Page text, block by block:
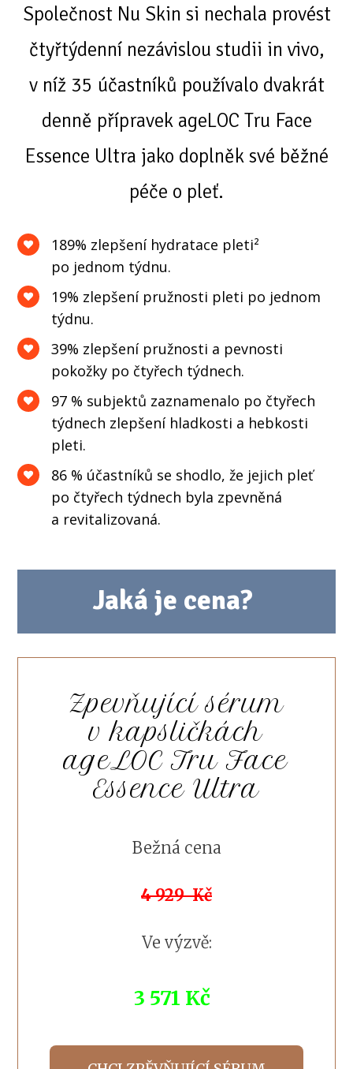
Společnost Nu Skin si nechala provést
čtyřtýdenní nezávislou studii in vivo,
v níž 35 účastníků používalo dvakrát
denně přípravek ageLOC Tru Face
Essence Ultra jako doplněk své běžné
péče o pleť.
189% zlepšení hydratace pleti²
po jednom týdnu.
19% zlepšení pružnosti pleti po jednom
týdnu.
39% zlepšení pružnosti a pevnosti
pokožky po čtyřech týdnech.
97 % subjektů zaznamenalo po čtyřech
týdnech zlepšení hladkosti a hebkosti
pleti.
86 % účastníků se shodlo, že jejich pleť
po čtyřech týdnech byla zpevněná
a revitalizovaná.
Jaká je cena?
Zpevňující sérum
v kapsličkách
ageLOC Tru Face
Essence Ultra
Bežná cena
4 929 Kč
Ve výzvě:
3 571 Kč